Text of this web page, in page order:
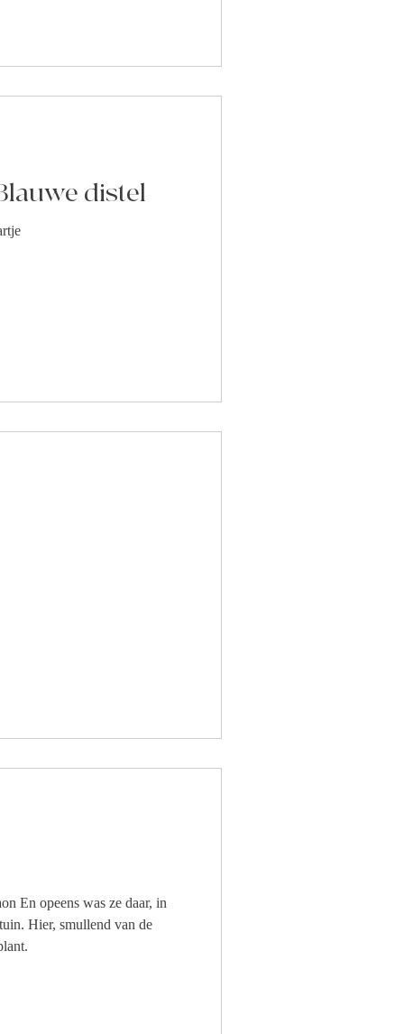
distel
En opeens was ze daar, in
de